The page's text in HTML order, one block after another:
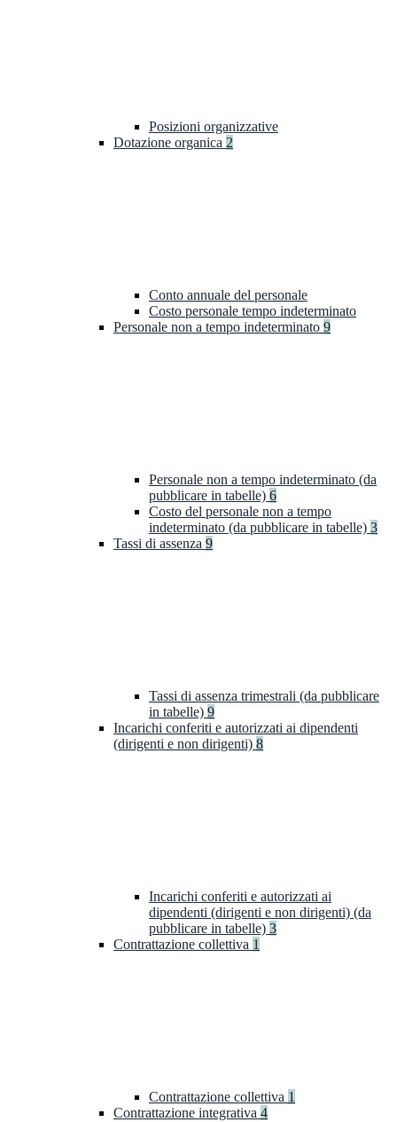
Posizioni organizzative
Dotazione organica 2
Conto annuale del personale
Costo personale tempo indeterminato
Personale non a tempo indeterminato 9
Personale non a tempo indeterminato (da
pubblicare in tabelle) 6
Costo del personale non a tempo
indeterminato (da pubblicare in tabelle) 3
Tassi di assenza 9
Tassi di assenza trimestrali (da pubblicare
in tabelle) 9
Incarichi conferiti e autorizzati ai dipendenti
(dirigenti e non dirigenti) 8
Incarichi conferiti e autorizzati ai
dipendenti (dirigenti e non dirigenti) (da
pubblicare in tabelle) 3
Contrattazione collettiva 1
Contrattazione collettiva 1
Contrattazione integrativa 4